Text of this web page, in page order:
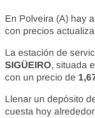
En Polveira (A) hay
con precios
La estación de
SIGÜEIRO, situada
con un precio de
Llenar un depósito
cuesta hoy